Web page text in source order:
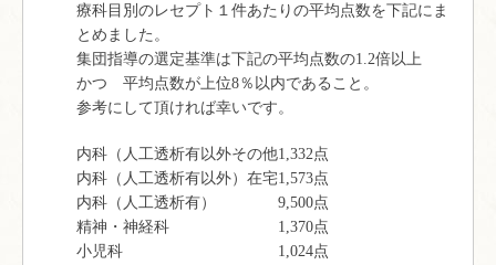
療科目別のレセプト１件あたりの平均点数を下記にま
とめました。
集団指導の選定基準は下記の平均点数の1.2倍以上
かつ 平均点数が上位8％以内であること。
参考にして頂ければ幸いです。
内科（人工透析有以外その他1,332点
内科（人工透析有以外）在宅1,573点
内科（人工透析有） 9,500点
精神・神経科 1,370点
小児科 1,024点